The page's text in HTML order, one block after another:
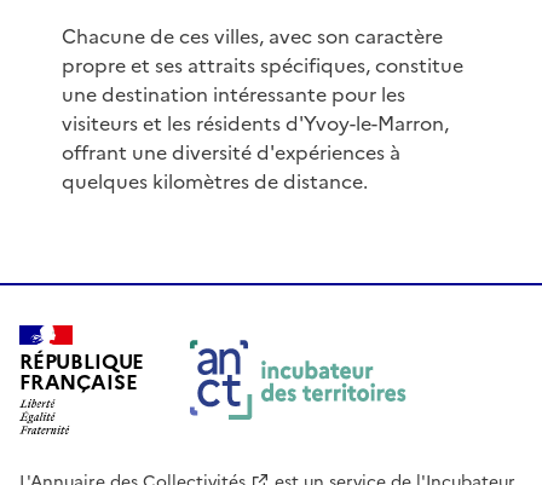
Chacune de ces villes, avec son caractère
propre et ses attraits spécifiques, constitue
une destination intéressante pour les
visiteurs et les résidents d'Yvoy-le-Marron,
offrant une diversité d'expériences à
quelques kilomètres de distance.
RÉPUBLIQUE
FRANÇAISE